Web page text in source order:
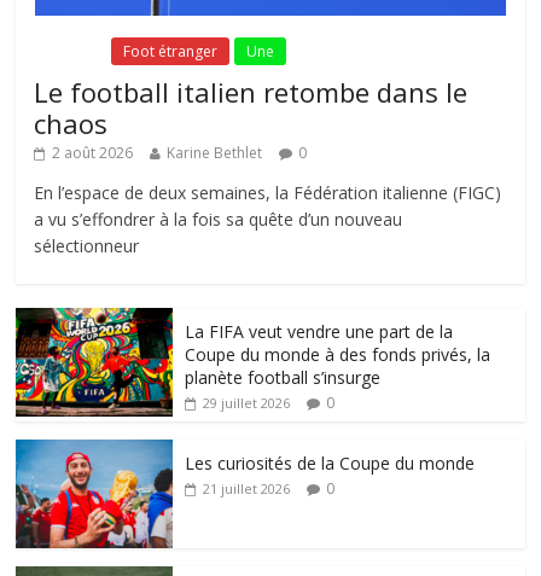
Foot étranger Une
Le football italien retombe dans le
chaos
2 août 2026 Karine Bethlet 0
En l’espace de deux semaines, la Fédération italienne (FIGC)
a vu s’effondrer à la fois sa quête d’un nouveau
sélectionneur
La FIFA veut vendre une part de la
Coupe du monde à des fonds privés, la
planète football s’insurge
29 juillet 2026 0
Les curiosités de la Coupe du monde
21 juillet 2026 0